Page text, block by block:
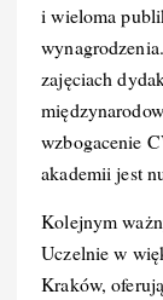
i wieloma
zajęciach
wzbogacenie
akademii jest
Kolejnym
Uczelnie w
Kraków,